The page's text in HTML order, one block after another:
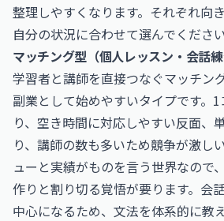
整理しやすくなります。それぞれ向
自分の状況に合わせて選んでください
マッチング型（個人レッスン・会話練
学習者と講師を直接つなぐマッチン
副業として始めやすいタイプです。
り、空き時間に対応しやすい反面、
り、講師の数も多いため競争が激し
ューと実績がものを言う世界なので
作りと割り切る覚悟が要ります。会
中心になるため、文法を体系的に教